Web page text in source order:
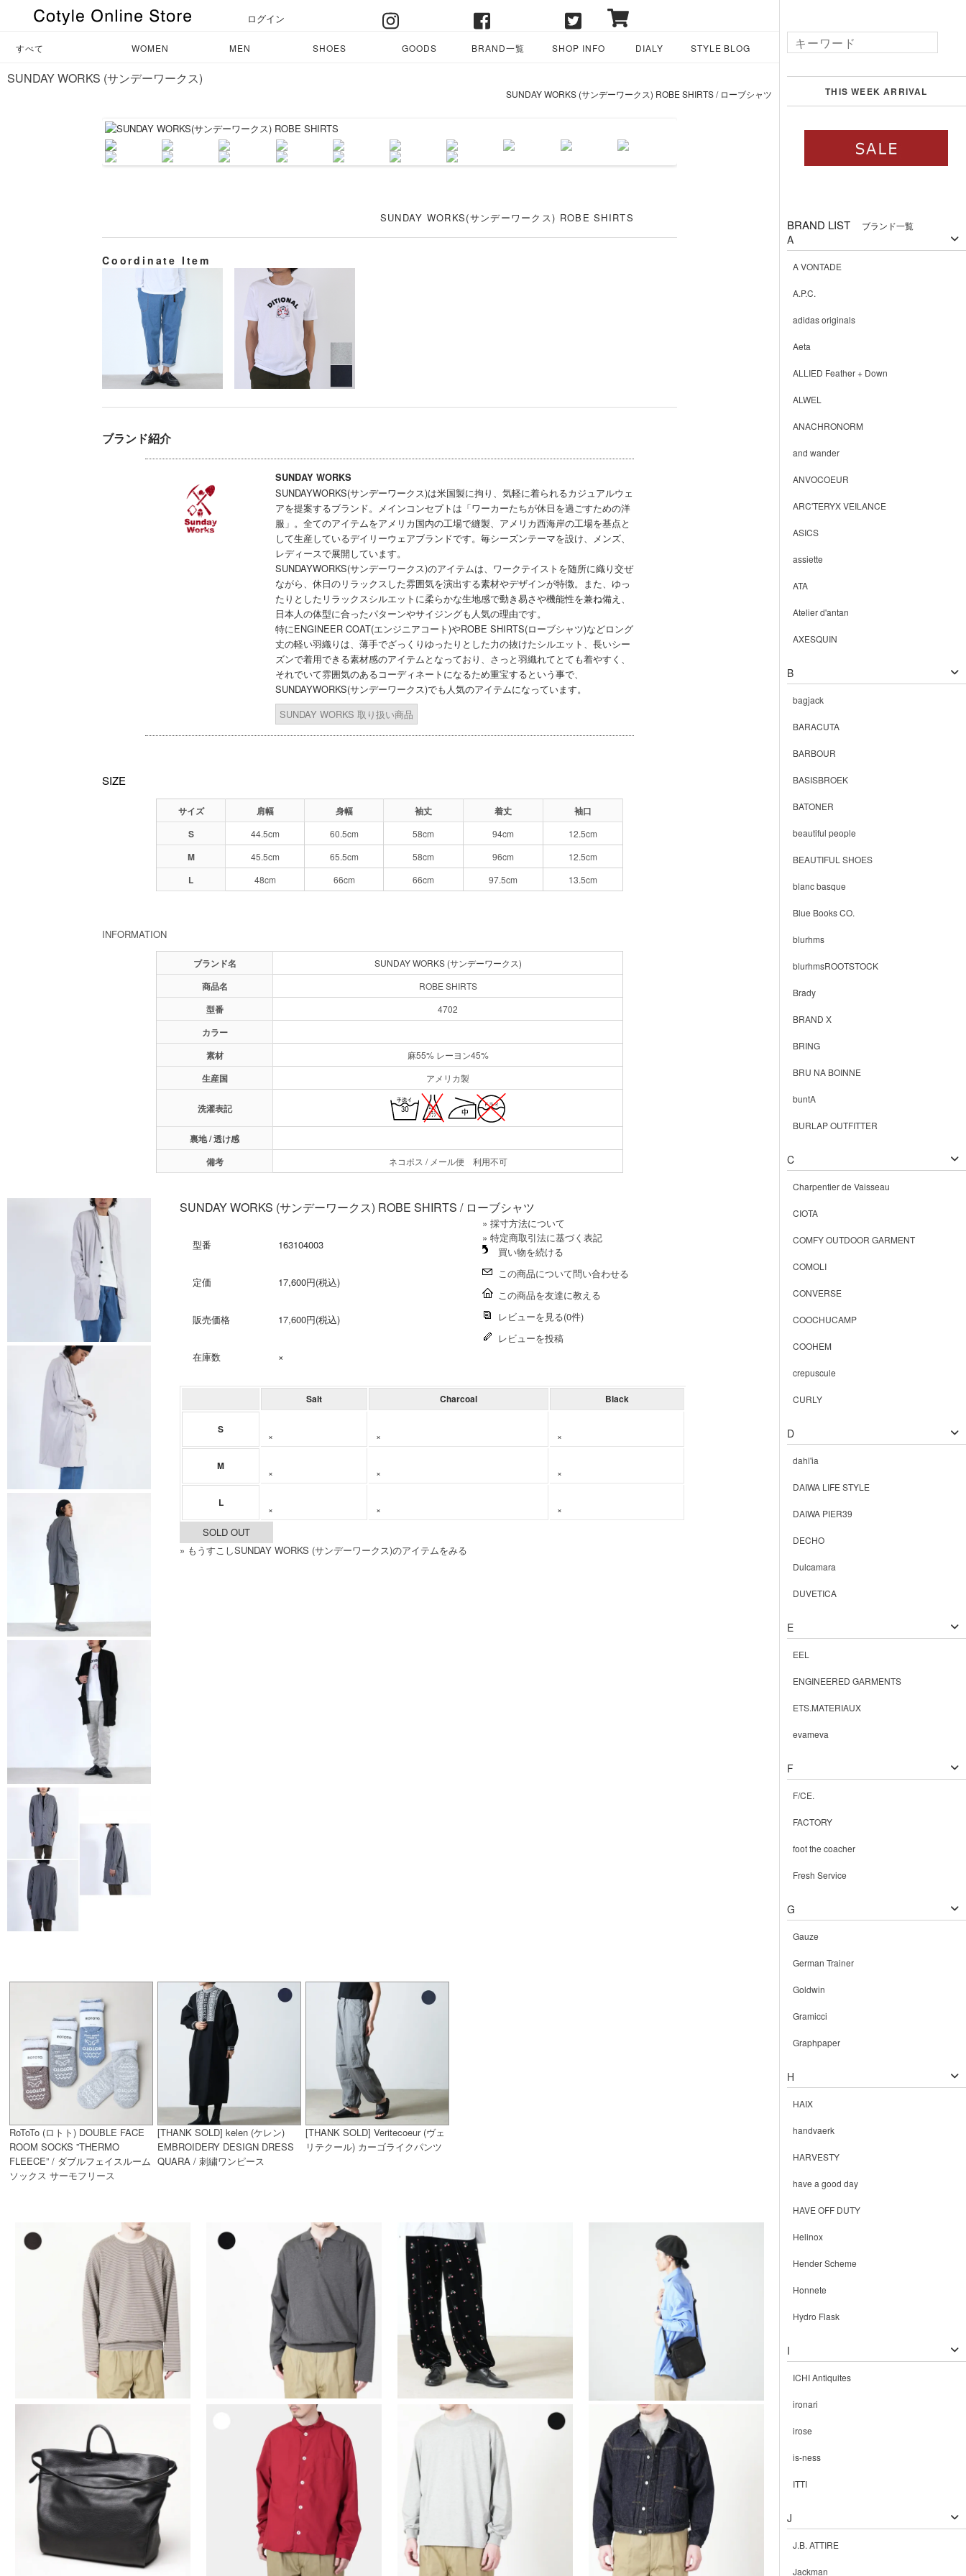
ログイン
すべて WOMEN MEN SHOES GOODS BRAND一覧 SHOP INFO DIALY STYLE BLOG
SUNDAY WORKS (サンデーワークス)
SUNDAY WORKS (サンデーワークス) ROBE SHIRTS / ローブシャツ
SUNDAY WORKS(サンデーワークス) ROBE SHIRTS
Coordinate Item
ブランド紹介
SUNDAY WORKS
SUNDAYWORKS(サンデーワークス)は米国製に拘り、気軽に着られるカジュアルウェ
アを提案するブランド。メインコンセプトは「ワーカーたちが休日を過ごすための洋
服」。全てのアイテムをアメリカ国内の工場で縫製、アメリカ西海岸の工場を基点と
して生産しているデイリーウェアブランドです。毎シーズンテーマを設け、メンズ、
レディースで展開しています。
SUNDAYWORKS(サンデーワークス)のアイテムは、ワークテイストを随所に織り交ぜ
ながら、休日のリラックスした雰囲気を演出する素材やデザインが特徴。また、ゆっ
たりとしたリラックスシルエットに柔らかな生地感で動き易さや機能性を兼ね備え、
日本人の体型に合ったパターンやサイジングも人気の理由です。
特にENGINEER COAT(エンジニアコート)やROBE SHIRTS(ローブシャツ)などロング
丈の軽い羽織りは、薄手でざっくりゆったりとした力の抜けたシルエット、長いシー
ズンで着用できる素材感のアイテムとなっており、さっと羽織れてとても着やすく、
それでいて雰囲気のあるコーディネートになるため重宝するという事で、
SUNDAYWORKS(サンデーワークス)でも人気のアイテムになっています。
SUNDAY WORKS 取り扱い商品
SIZE
サイズ 肩幅 身幅 袖丈 着丈
袖口
S
44.5cm 60.5cm 58cm 94cm 12.5cm
M 45.5cm 65.5cm 58cm 96cm 12.5cm
L 48cm 66cm 66cm 97.5cm 13.5cm
INFORMATION
ブランド名 SUNDAY WORKS (サンデーワークス)
商品名 ROBE SHIRTS
型番 4702
カラー
素材
麻55% レーヨン45%
生産国 アメリカ製
洗濯表記
裏地 / 透け感
備考
ネコポス / メール便 利用不可
SUNDAY WORKS (サンデーワークス) ROBE SHIRTS / ローブシャツ
型番 163104003
定価 17,600円(税込)
販売価格 17,600円(税込)
在庫数 ×
» 採寸方法について
» 特定商取引法に基づく表記
買い物を続ける
この商品について問い合わせる
この商品を友達に教える
レビューを見る(0件)
レビューを投稿
Salt Charcoal Black
S
× × ×
M
× × ×
L
× × ×
SOLD OUT
» もうすこしSUNDAY WORKS (サンデーワークス)のアイテムをみる
RoToTo (ロトト) DOUBLE FACE
ROOM SOCKS ”THERMO
FLEECE” / ダブルフェイスルーム
ソックス サーモフリース
[THANK SOLD] kelen (ケレン)
EMBROIDERY DESIGN DRESS
QUARA / 刺繍ワンピース
[THANK SOLD] Veritecoeur (ヴェ
リテクール) カーゴライクパンツ
THIS WEEK ARRIVAL
BRAND LIST ブランド一覧
A
A VONTADE
A.P.C.
adidas originals
Aeta
ALLIED Feather + Down
ALWEL
ANACHRONORM
and wander
ANVOCOEUR
ARC'TERYX VEILANCE
ASICS
assiette
ATA
Atelier d'antan
AXESQUIN
B
bagjack
BARACUTA
BARBOUR
BASISBROEK
BATONER
beautiful people
BEAUTIFUL SHOES
blanc basque
Blue Books CO.
blurhms
blurhmsROOTSTOCK
Brady
BRAND X
BRING
BRU NA BOINNE
buntA
BURLAP OUTFITTER
C
Charpentier de Vaisseau
CIOTA
COMFY OUTDOOR GARMENT
COMOLI
CONVERSE
COOCHUCAMP
COOHEM
crepuscule
CURLY
D
dahl'ia
DAIWA LIFE STYLE
DAIWA PIER39
DECHO
Dulcamara
DUVETICA
E
EEL
ENGINEERED GARMENTS
ETS.MATERIAUX
evameva
F
F/CE.
FACTORY
foot the coacher
Fresh Service
G
Gauze
German Trainer
Goldwin
Gramicci
Graphpaper
H
HAIX
handvaerk
HARVESTY
have a good day
HAVE OFF DUTY
Helinox
Hender Scheme
Honnete
Hydro Flask
I
ICHI Antiquites
ironari
irose
is-ness
ITTI
J
J.B. ATTIRE
Jackman